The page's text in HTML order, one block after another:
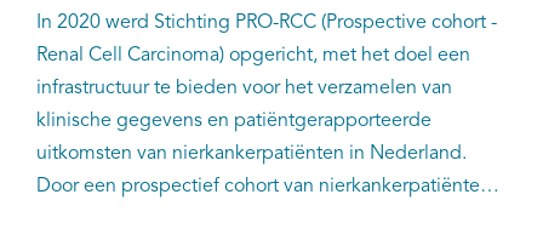
In 2020 werd Stichting PRO-RCC (Prospective cohort -
Renal Cell Carcinoma) opgericht, met het doel een
infrastructuur te bieden voor het verzamelen van
klinische gegevens en patiëntgerapporteerde
uitkomsten van nierkankerpatiënten in Nederland.
Door een prospectief cohort van nierkankerpatiënten